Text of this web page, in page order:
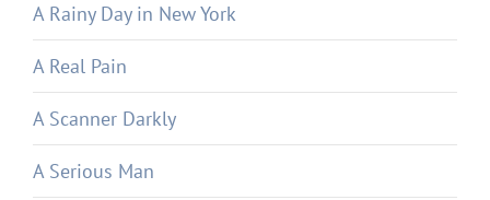
A Rainy Day in New York
A Real Pain
A Scanner Darkly
A Serious Man